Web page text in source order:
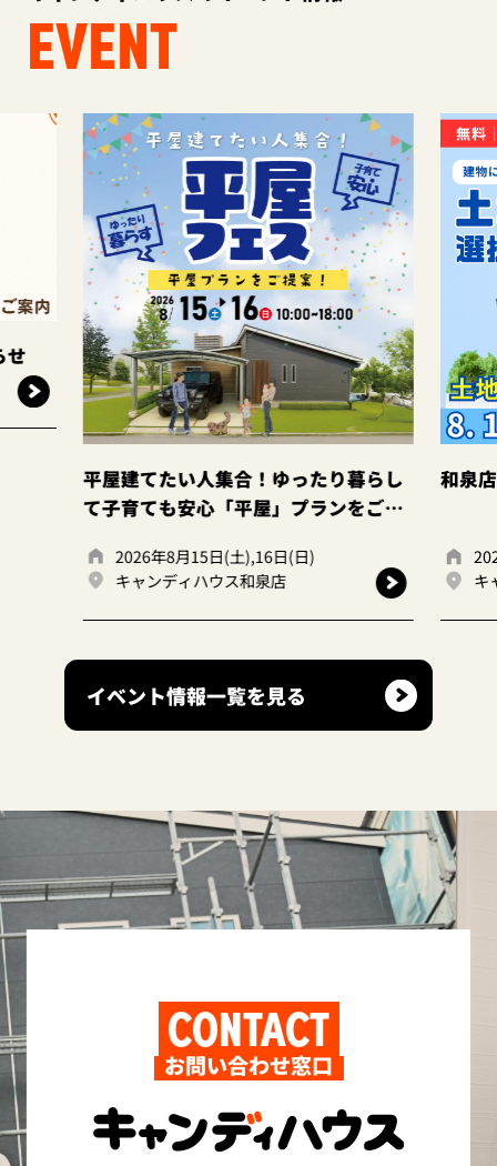
EVENT
建てたい人集合！ゆったり暮らし
育ても安心「平屋」プランをご提
2026年8月15日(土),16日(日)
キャンディハウス和泉店
和泉店☆土地探し
2026年8月15日(
キャンディハウ
イベント情報一覧を見る
CONTACT
お問い合わせ窓口